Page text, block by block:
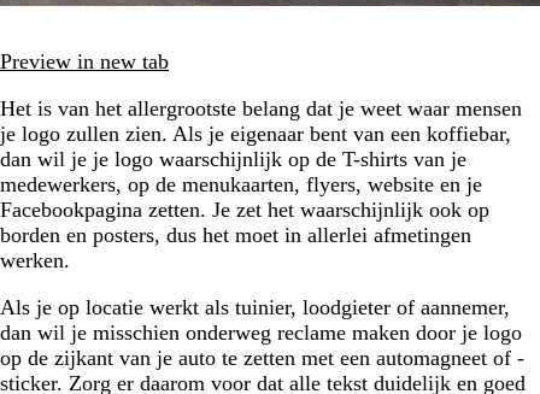
Preview in new tab
Het is van het allergrootste belang dat je weet waar mensen
je logo zullen zien. Als je eigenaar bent van een koffiebar,
dan wil je je logo waarschijnlijk op de T-shirts van je
medewerkers, op de menukaarten, flyers, website en je
Facebookpagina zetten. Je zet het waarschijnlijk ook op
borden en posters, dus het moet in allerlei afmetingen
werken.
Als je op locatie werkt als tuinier, loodgieter of aannemer,
dan wil je misschien onderweg reclame maken door je logo
op de zijkant van je auto te zetten met een automagneet of -
sticker. Zorg er daarom voor dat alle tekst duidelijk en goed